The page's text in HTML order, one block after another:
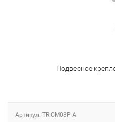
Подвесное
Артикул: TR-CM08P-A